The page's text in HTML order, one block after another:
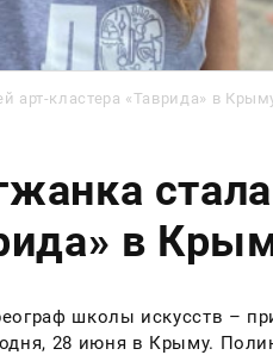
арт-кластера «Таврида» в
в
школы искусств –
28 июня в Крыму.